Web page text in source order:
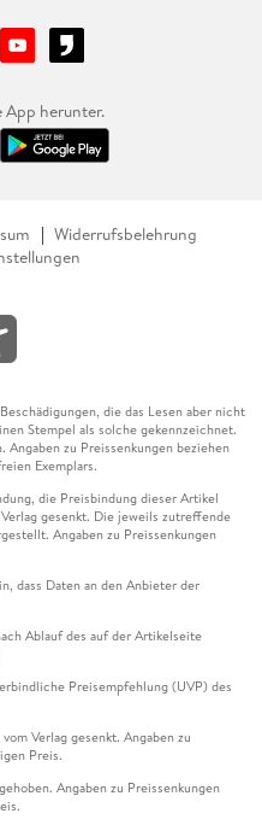
App herunter.
Widerrufsbelehrung
die das Lesen aber nicht
Stempel als solche gekennzeichnet.
zu Preissenkungen beziehen
Exemplars.
die Preisbindung dieser Artikel
gesenkt. Die jeweils zutreffende
Angaben zu Preissenkungen
dass Daten an den Anbieter der
Ablauf des auf der Artikelseite
Preisempfehlung (UVP) des
Verlag gesenkt. Angaben zu
Preis.
Angaben zu Preissenkungen